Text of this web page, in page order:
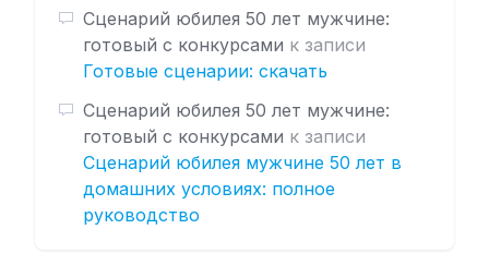
Сценарий юбилея 50 лет мужчине:
готовый с конкурсами к записи
Готовые сценарии: скачать
Сценарий юбилея 50 лет мужчине:
готовый с конкурсами к записи
Сценарий юбилея мужчине 50 лет в
домашних условиях: полное
руководство